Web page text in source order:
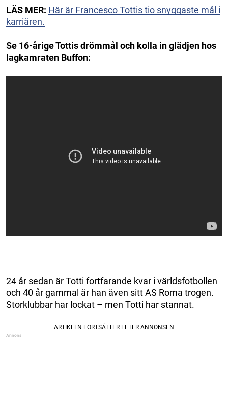
LÄS MER: Här är Francesco Tottis tio snyggaste mål i
karriären.
Se 16-årige Tottis drömmål och kolla in glädjen hos
lagkamraten Buffon:
24 år sedan är Totti fortfarande kvar i världsfotbollen
och 40 år gammal är han även sitt AS Roma trogen.
Storklubbar har lockat – men Totti har stannat.